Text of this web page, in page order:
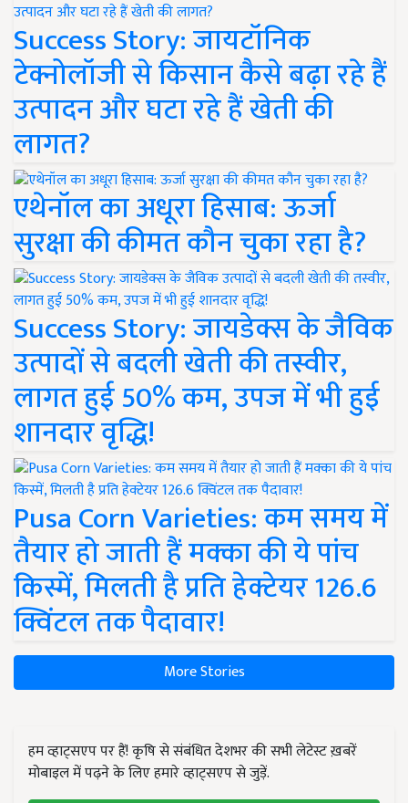
Success Story: जायटॉनिक
टेक्नोलॉजी से किसान कैसे बढ़ा रहे हैं
उत्पादन और घटा रहे हैं खेती की
लागत?
एथेनॉल का अधूरा हिसाब: ऊर्जा
सुरक्षा की कीमत कौन चुका रहा है?
Success Story: जायडेक्स के जैविक
उत्पादों से बदली खेती की तस्वीर,
लागत हुई 50% कम, उपज में भी हुई
शानदार वृद्धि!
Pusa Corn Varieties: कम समय में
तैयार हो जाती हैं मक्का की ये पांच
किस्में, मिलती है प्रति हेक्टेयर 126.6
क्विंटल तक पैदावार!
More Stories
हम व्हाट्सएप पर हैं! कृषि से संबंधित देशभर की सभी लेटेस्ट ख़बरें
मोबाइल में पढ़ने के लिए हमारे व्हाट्सएप से जुड़ें.